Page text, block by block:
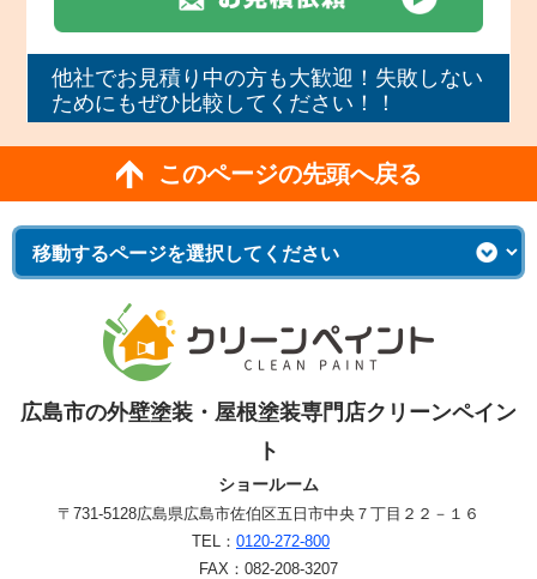
他社でお見積り中の方も大歓迎！失敗しない
ためにもぜひ比較してください！！
このページの先頭へ戻る
広島市の外壁塗装・屋根塗装専門店クリーンペイン
ト
ショールーム
〒731-5128広島県広島市佐伯区五日市中央７丁目２２－１６
TEL： 0120-272-800
FAX：082-208-3207